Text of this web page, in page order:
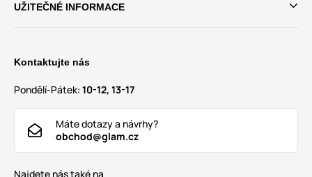
UŽITEČNÉ INFORMACE
Kontaktujte nás
Pondělí-Pátek: 10-12, 13-17
Máte dotazy a návrhy?
obchod@glam.cz
Najdete nás také na